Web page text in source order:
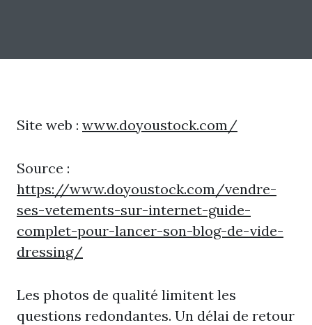
Site web : www.doyoustock.com/
Source :
https://www.doyoustock.com/vendre-
ses-vetements-sur-internet-guide-
complet-pour-lancer-son-blog-de-vide-
dressing/
Les photos de qualité limitent les
questions redondantes. Un délai de retour